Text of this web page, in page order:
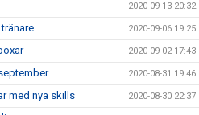
2020-09-13 20:32
2020-09-06 19:25
2020-09-02 17:43
2020-08-31 19:46
med nya skills 2020-08-30 22:37